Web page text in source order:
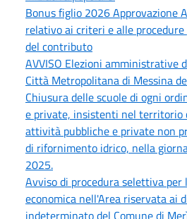
Bonus figlio 2026 Approvazione
relativo ai criteri e alle procedure
del contributo
AVVISO Elezioni amministrative
Città Metropolitana di Messina
Chiusura delle scuole di ogni
e private, insistenti nel territorio
attività pubbliche e private non
di rifornimento idrico, nella
2025.
Avviso di procedura selettiva per
economica nell'Area riservata ai
indeterminato del Comune di